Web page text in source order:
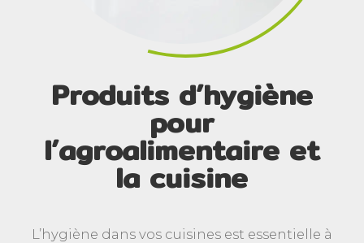
Produits d’hygiène
pour
l’agroalimentaire et
la cuisine
L’hygiène dans vos cuisines est essentielle à